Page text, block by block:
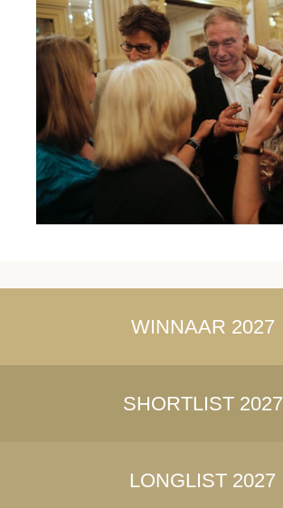
WINNAAR 2027
SHORTLIST 2027
LONGLIST 2027